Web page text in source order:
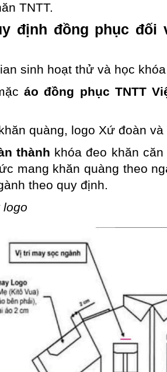
TNTT.
định đồng phục đối
sinh hoạt thử và học
áo đồng phục TNTT
quàng, logo Xứ đoàn
thành khóa đeo khăn
mang khăn quàng theo
theo quy định.
logo